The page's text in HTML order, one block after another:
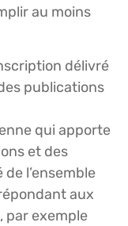
au moins
délivré
publications
qui apporte
et des
l’ensemble
aux
par exemple